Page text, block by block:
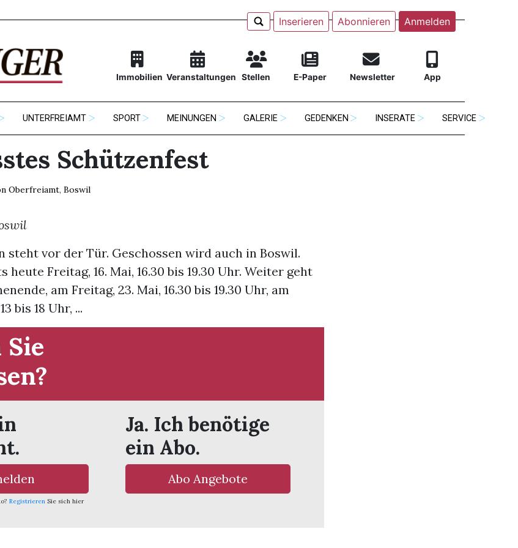
Inserieren Abonnieren Anmelden
Immobilien Veranstaltungen Stellen E-Paper Newsletter App
UNTERFREIAMT SPORT MEINUNGEN GALERIE GEDENKEN INSERATE SERVICE
Schützenfest
Oberfreiamt, Boswil
steht vor der Tür. Geschossen wird auch in Boswil.
heute Freitag, 16. Mai, 16.30 bis 19.30 Uhr. Weiter geht
am Freitag, 23. Mai, 16.30 bis 19.30 Uhr, am
bis 18 Uhr, ...
Registrieren Sie sich hier
Ja. Ich benötige
ein Abo.
Abo Angebote